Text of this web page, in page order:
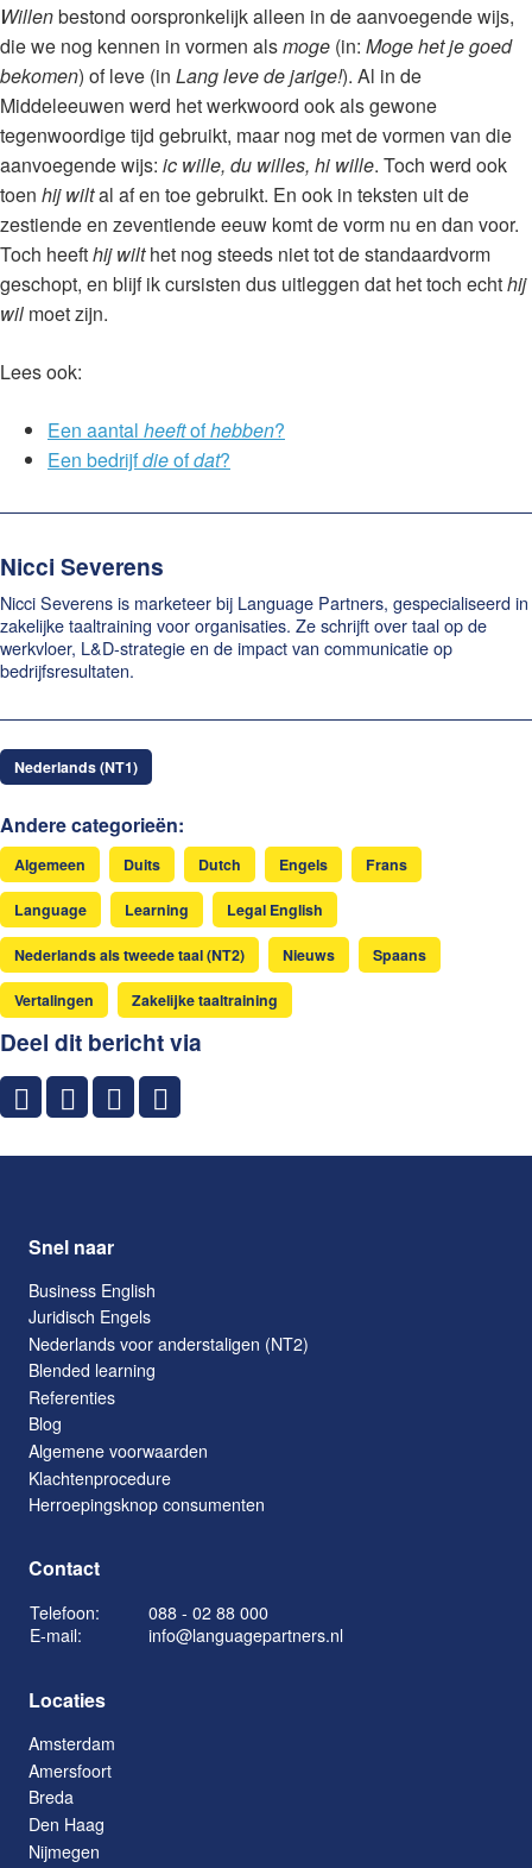
Willenbestond oorspronkelijk alleen in de aanvoegende wijs,
die we nog kennen in vormen alsmoge (in: Moge het je goed
bekomen) of leve (in Lang leve de jarige!). Al in de
Middeleeuwen werd het werkwoord ook als gewone
tegenwoordige tijd gebruikt, maar nog met de vormen van die
aanvoegende wijs: ic wille, du willes, hi wille. Toch werd ook
toen hij wiltal af en toe gebruikt. En ook in teksten uit de
zestiende en zeventiende eeuw komt de vorm nu en dan voor.
Toch heefthij wilthet nog steeds niet tot de standaardvorm
geschopt, en blijf ik cursisten dus uitleggen dat het toch echthij
wil moet zijn.
Lees ook:
Een aantal heeftofhebben?
Een bedrijfdieofdat?
Nicci Severens
Nicci Severens is marketeer bij Language Partners, gespecialiseerd in
zakelijke taaltraining voor organisaties. Ze schrijft over taal op de
werkvloer, L&D-strategie en de impact van communicatie op
bedrijfsresultaten.
Nederlands (NT1)
Andere categorieën:
Algemeen Duits Dutch Engels Frans
Language Learning Legal English
Nederlands als tweede taal (NT2) Nieuws Spaans
Vertalingen Zakelijke taaltraining
Deel dit bericht via
Snel naar
Business English
Juridisch Engels
Nederlands voor anderstaligen (NT2)
Blended learning
Referenties
Blog
Algemene voorwaarden
Klachtenprocedure
Herroepingsknop consumenten
Contact
Telefoon:
088 - 02 88 000
E-mail:
info@languagepartners.nl
Locaties
Amsterdam
Amersfoort
Breda
Den Haag
Nijmegen